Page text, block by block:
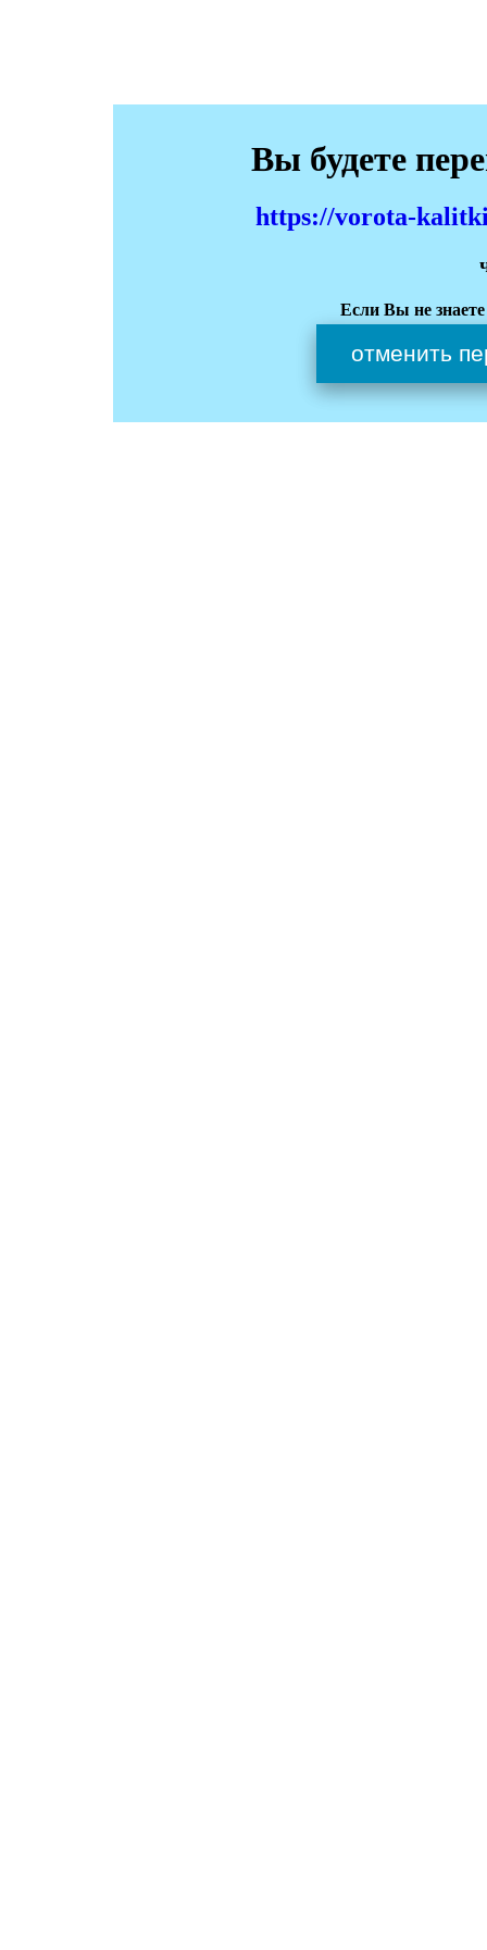
Вы будете
https://vorota-
Если Вы не
отменить